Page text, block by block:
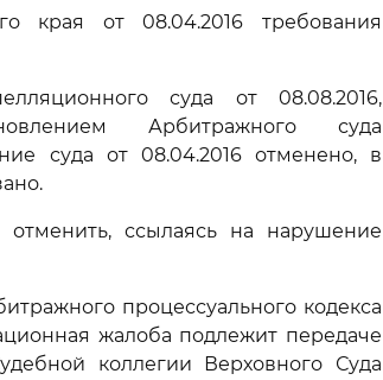
края от 08.04.2016 требования
суда от 08.08.2016,
Арбитражного суда
суда от 08.04.2016 отменено, в
ссылаясь на нарушение
процессуального кодекса
жалоба подлежит передаче
коллегии Верховного Суда